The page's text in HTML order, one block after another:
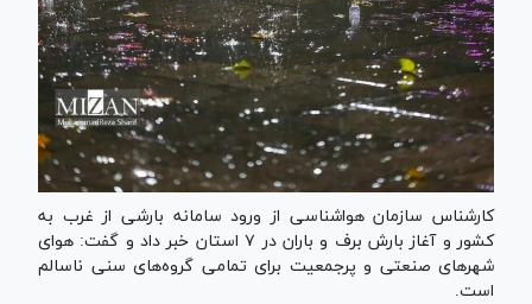
کارشناس سازمان هواشناسی از ورود سامانه بارشی از غرب به
کشور و آغاز بارش برف و باران در ۷ استان خبر داد و گفت: هوای
شهر‌های صنعتی و پرجمعیت برای تمامی گروه‌های سنی ناسالم
است.